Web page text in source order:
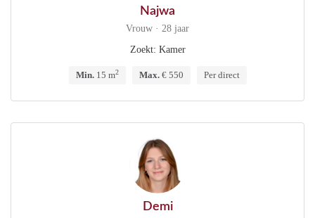
Najwa
Vrouw · 28 jaar
Zoekt: Kamer
Min.15 m2 Max.€ 550 Per direct
Demi